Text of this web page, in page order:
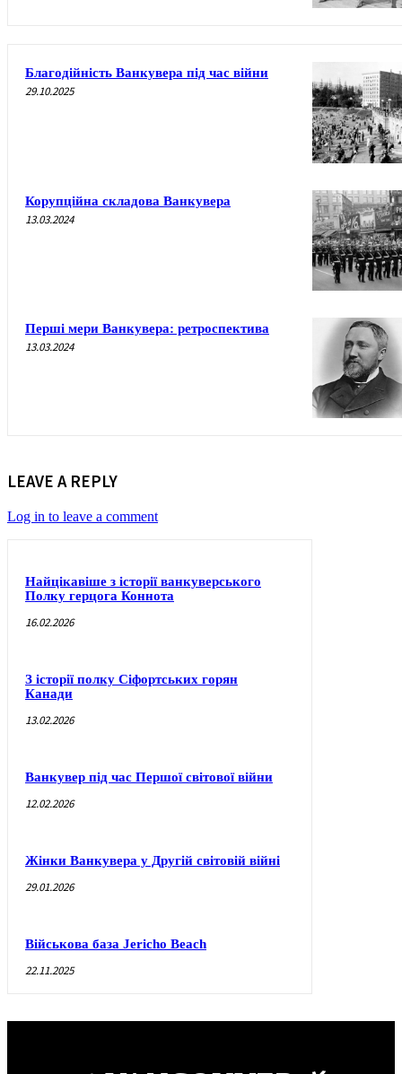
Благодійність Ванкувера під час війни
29.10.2025
Корупційна складова Ванкувера
13.03.2024
Перші мери Ванкувера: ретроспектива
13.03.2024
LEAVE A REPLY
Log in to leave a comment
Найцікавіше з історії ванкуверського
Полку герцога Коннота
16.02.2026
З історії полку Сіфортських горян
Канади
13.02.2026
Ванкувер під час Першої світової війни
12.02.2026
Жінки Ванкувера у Другій світовій війні
29.01.2026
Військова база Jericho Beach
22.11.2025